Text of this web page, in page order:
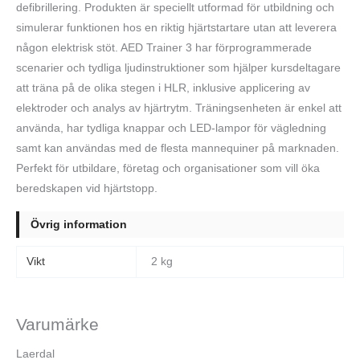
defibrillering. Produkten är speciellt utformad för utbildning och
simulerar funktionen hos en riktig hjärtstartare utan att leverera
någon elektrisk stöt. AED Trainer 3 har förprogrammerade
scenarier och tydliga ljudinstruktioner som hjälper kursdeltagare
att träna på de olika stegen i HLR, inklusive applicering av
elektroder och analys av hjärtrytm. Träningsenheten är enkel att
använda, har tydliga knappar och LED-lampor för vägledning
samt kan användas med de flesta mannequiner på marknaden.
Perfekt för utbildare, företag och organisationer som vill öka
beredskapen vid hjärtstopp.
Övrig information
Vikt 2 kg
Varumärke
Laerdal